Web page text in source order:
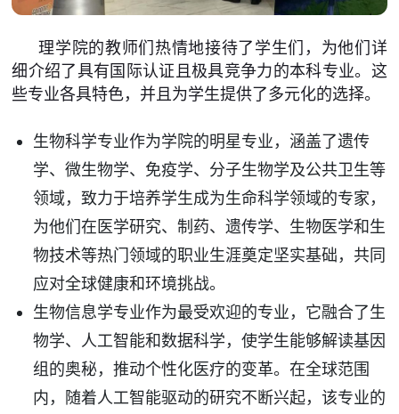
理学院的教师们热情地接待了学生们，为他们详
细介绍了具有国际认证且极具竞争力的本科专业。这
些专业各具特色，并且为学生提供了多元化的选择。
生物科学专业作为学院的明星专业，涵盖了遗传
学、微生物学、免疫学、分子生物学及公共卫生等
领域，致力于培养学生成为生命科学领域的专家，
为他们在医学研究、制药、遗传学、生物医学和生
物技术等热门领域的职业生涯奠定坚实基础，共同
应对全球健康和环境挑战。
生物信息学专业作为最受欢迎的专业，它融合了生
物学、人工智能和数据科学，使学生能够解读基因
组的奥秘，推动个性化医疗的变革。在全球范围
内，随着人工智能驱动的研究不断兴起，该专业的